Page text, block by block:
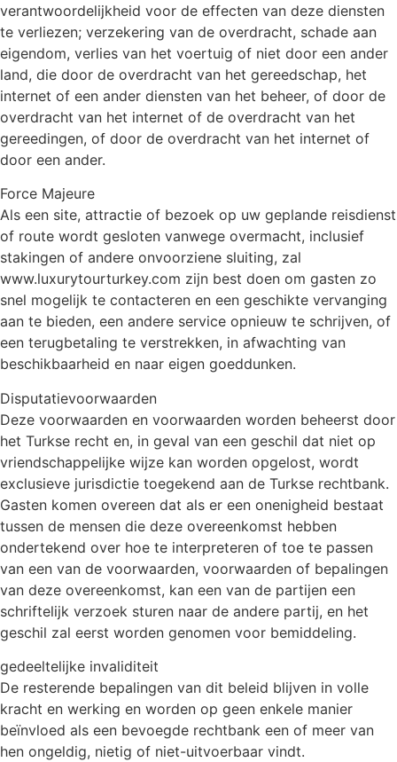
verantwoordelijkheid voor de effecten van deze diensten
te verliezen; verzekering van de overdracht, schade aan
eigendom, verlies van het voertuig of niet door een ander
land, die door de overdracht van het gereedschap, het
internet of een ander diensten van het beheer, of door de
overdracht van het internet of de overdracht van het
gereedingen, of door de overdracht van het internet of
door een ander.
Force Majeure
Als een site, attractie of bezoek op uw geplande reisdienst
of route wordt gesloten vanwege overmacht, inclusief
stakingen of andere onvoorziene sluiting, zal
www.luxurytourturkey.com zijn best doen om gasten zo
snel mogelijk te contacteren en een geschikte vervanging
aan te bieden, een andere service opnieuw te schrijven, of
een terugbetaling te verstrekken, in afwachting van
beschikbaarheid en naar eigen goeddunken.
Disputatievoorwaarden
Deze voorwaarden en voorwaarden worden beheerst door
het Turkse recht en, in geval van een geschil dat niet op
vriendschappelijke wijze kan worden opgelost, wordt
exclusieve jurisdictie toegekend aan de Turkse rechtbank.
Gasten komen overeen dat als er een onenigheid bestaat
tussen de mensen die deze overeenkomst hebben
ondertekend over hoe te interpreteren of toe te passen
van een van de voorwaarden, voorwaarden of bepalingen
van deze overeenkomst, kan een van de partijen een
schriftelijk verzoek sturen naar de andere partij, en het
geschil zal eerst worden genomen voor bemiddeling.
gedeeltelijke invaliditeit
De resterende bepalingen van dit beleid blijven in volle
kracht en werking en worden op geen enkele manier
beïnvloed als een bevoegde rechtbank een of meer van
hen ongeldig, nietig of niet-uitvoerbaar vindt.